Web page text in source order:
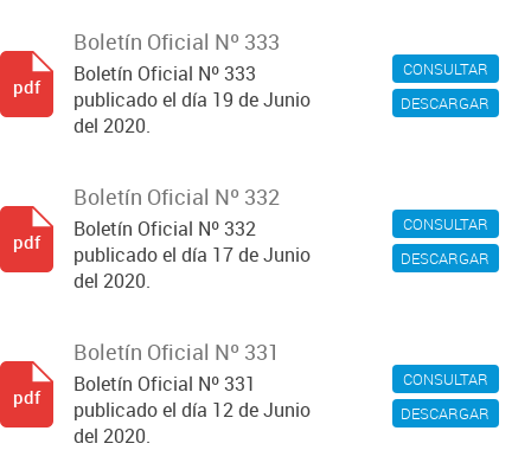
CONSULTAR
DESCARGAR
Boletín Oficial Nº 333
Boletín Oficial Nº 333
publicado el día 19 de Junio
del 2020.
pdf
CONSULTAR
DESCARGAR
Boletín Oficial Nº 332
Boletín Oficial Nº 332
publicado el día 17 de Junio
del 2020.
pdf
CONSULTAR
DESCARGAR
Boletín Oficial Nº 331
Boletín Oficial Nº 331
publicado el día 12 de Junio
del 2020.
pdf